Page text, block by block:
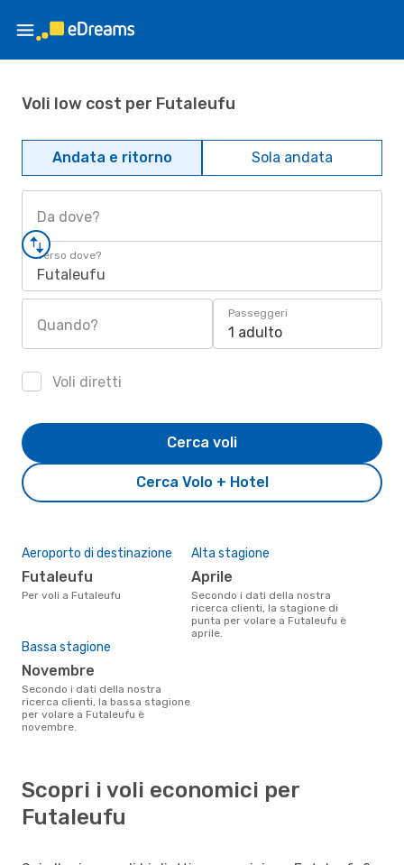
Voli low cost per Futaleufu
Andata e ritorno Sola andata
Da dove?
Verso dove?
Futaleufu
Quando?
Passeggeri
1 adulto
Voli diretti
Cerca Volo + Hotel
Cerca voli
Aeroporto di destinazione
Futaleufu
Per voli a Futaleufu
Alta stagione
aprile
Secondo i dati della nostra
ricerca clienti, la stagione di
punta per volare a Futaleufu è
aprile.
Bassa stagione
novembre
Secondo i dati della nostra
ricerca clienti, la bassa stagione
per volare a Futaleufu è
novembre.
Scopri i voli economici per
Futaleufu